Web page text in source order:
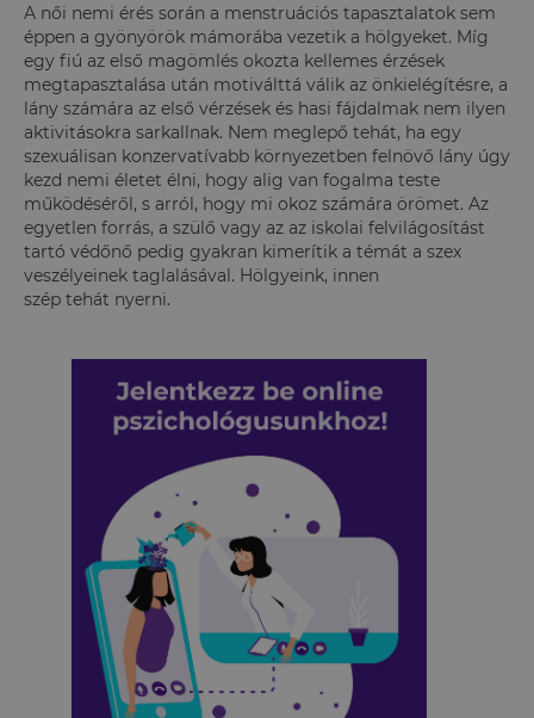
A női nemi érés során a menstruációs tapasztalatok sem
éppen a gyönyörök mámorába vezetik a hölgyeket. Míg
egy fiú az első magömlés okozta kellemes érzések
megtapasztalása után motiválttá válik az önkielégítésre, a
lány számára az első vérzések és hasi fájdalmak nem ilyen
aktivitásokra sarkallnak. Nem meglepő tehát, ha egy
szexuálisan konzervatívabb környezetben felnövő lány úgy
kezd nemi életet élni, hogy alig van fogalma teste
működéséről, s arról, hogy mi okoz számára örömet. Az
egyetlen forrás, a szülő vagy az az iskolai felvilágosítást
tartó védőnő pedig gyakran kimerítik a témát a szex
veszélyeinek taglalásával. Hölgyeink, innen
szép tehát nyerni.